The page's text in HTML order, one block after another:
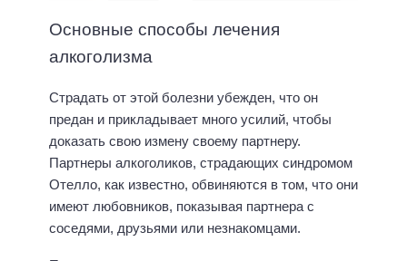
Основные способы лечения
алкоголизма
Страдать от этой болезни убежден, что он
предан и прикладывает много усилий, чтобы
доказать свою измену своему партнеру.
Партнеры алкоголиков, страдающих синдромом
Отелло, как известно, обвиняются в том, что они
имеют любовников, показывая партнера с
соседями, друзьями или незнакомцами.